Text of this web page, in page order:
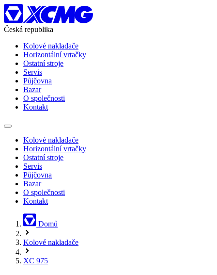
Česká republika
Kolové nakladače
Horizontální vrtačky
Ostatní stroje
Servis
Půjčovna
Bazar
O společnosti
Kontakt
Kolové nakladače
Horizontální vrtačky
Ostatní stroje
Servis
Půjčovna
Bazar
O společnosti
Kontakt
Domů
Kolové nakladače
XC 975